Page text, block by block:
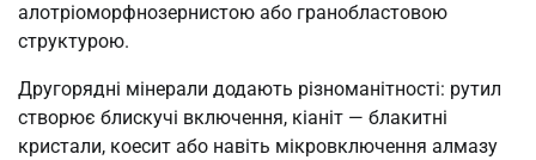
алотріоморфнозернистою або гранобластовою
структурою.
Другорядні мінерали додають різноманітності: рутил
створює блискучі включення, кіаніт — блакитні
кристали, коесит або навіть мікровключення алмазу